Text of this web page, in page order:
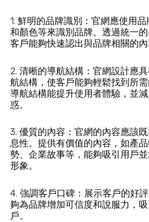
1. 鮮明的品牌識別：官網應使用
和顏色等來識別品牌。透過統一的
客戶能夠快速認出與品牌相關的內
2. 清晰的導航結構：官網設計應
航結構，使客戶能夠輕鬆找到所
導航結構能提升使用者體驗，並
惑。
3. 優質的內容：官網的內容應該
息性。提供有價值的內容，如產
勢、企業故事等，能夠吸引用戶
形象。
4. 強調客戶口碑：展示客戶的好
夠為品牌增加可信度和說服力，
戶。